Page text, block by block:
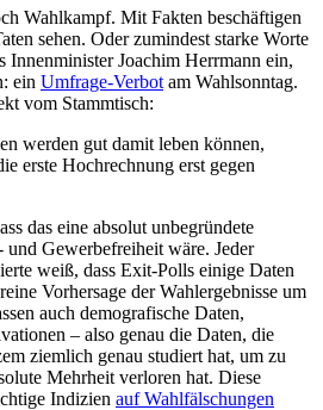
Wahlkampf. Mit Fakten beschäftigen
sehen. Oder zumindest starke Worte
Innenminister Joachim Herrmann ein,
ein Umfrage-Verbot am Wahlsonntag.
vom Stammtisch:
werden gut damit leben können,
erste Hochrechnung erst gegen
das eine absolut unbegründete
und Gewerbefreiheit wäre. Jeder
weiß, dass Exit-Polls einige Daten
Vorhersage der Wahlergebnisse um
auch demografische Daten,
– also genau die Daten, die
ziemlich genau studiert hat, um zu
Mehrheit verloren hat. Diese
Indizien auf Wahlfälschungen